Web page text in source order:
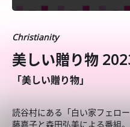
Christianity
美しい贈り物
「美しい贈り物」
読谷村にある「白い家フェロ
藤嘉子と森田弘美による番組